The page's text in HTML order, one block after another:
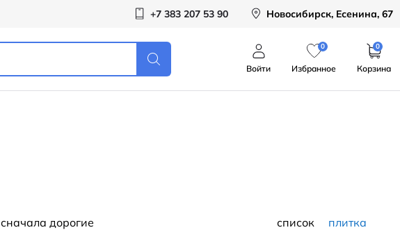
+7 383 207 53 90 Новосибирск, Есенина, 67
Войти
0
Избранное
0
Корзина
сначала дорогие список плитка